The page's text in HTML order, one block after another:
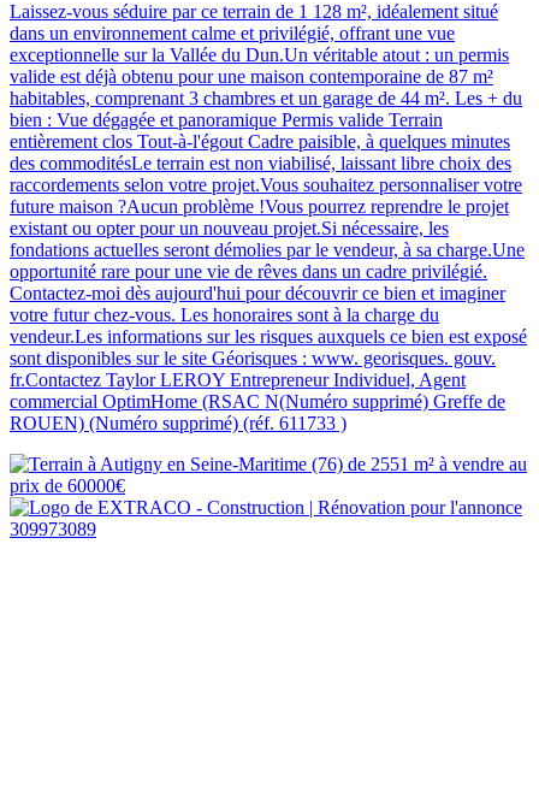
Laissez-vous séduire par ce terrain de 1 128 m², idéalement situé
dans un environnement calme et privilégié, offrant une vue
exceptionnelle sur la Vallée du Dun.Un véritable atout : un permis
valide est déjà obtenu pour une maison contemporaine de 87 m²
habitables, comprenant 3 chambres et un garage de 44 m². Les + du
bien : Vue dégagée et panoramique Permis valide Terrain
entièrement clos Tout-à-l'égout Cadre paisible, à quelques minutes
des commoditésLe terrain est non viabilisé, laissant libre choix des
raccordements selon votre projet.Vous souhaitez personnaliser votre
future maison ?Aucun problème !Vous pourrez reprendre le projet
existant ou opter pour un nouveau projet.Si nécessaire, les
fondations actuelles seront démolies par le vendeur, à sa charge.Une
opportunité rare pour une vie de rêves dans un cadre privilégié.
Contactez-moi dès aujourd'hui pour découvrir ce bien et imaginer
votre futur chez-vous. Les honoraires sont à la charge du
vendeur.Les informations sur les risques auxquels ce bien est exposé
sont disponibles sur le site Géorisques : www. georisques. gouv.
fr.Contactez Taylor LEROY Entrepreneur Individuel, Agent
commercial OptimHome (RSAC N(Numéro supprimé) Greffe de
ROUEN) (Numéro supprimé) (réf. 611733 )